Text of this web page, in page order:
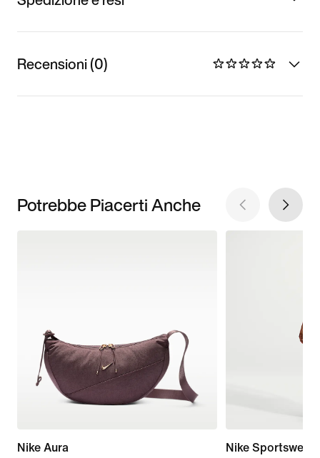
Recensioni (0)
Potrebbe Piacerti Anche
Nike Aura
Nike Sportswear